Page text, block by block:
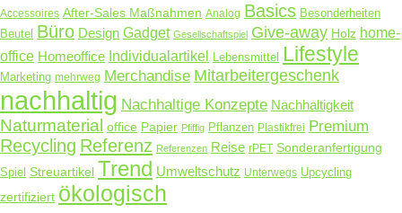
Accessoires After-Sales Maßnahmen Analog Basics Besonderheiten
Beutel Büro Design Gadget Gesellschaftspiel Give-away Holz home-
office Homeoffice Individualartikel Lebensmittel Lifestyle
Marketing mehrweg Merchandise Mitarbeitergeschenk
nachhaltig Nachhaltige Konzepte Nachhaltigkeit
Naturmaterial office Papier Pfiffig Pflanzen Plastikfrei Premium
Recycling Referenz Referenzen Reise rPET Sonderanfertigung
Spiel Streuartikel Trend Umweltschutz Unterwegs Upcycling
zertifiziert ökologisch